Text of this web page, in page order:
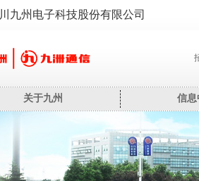
州电子科技股份有限公司
关于九州 信